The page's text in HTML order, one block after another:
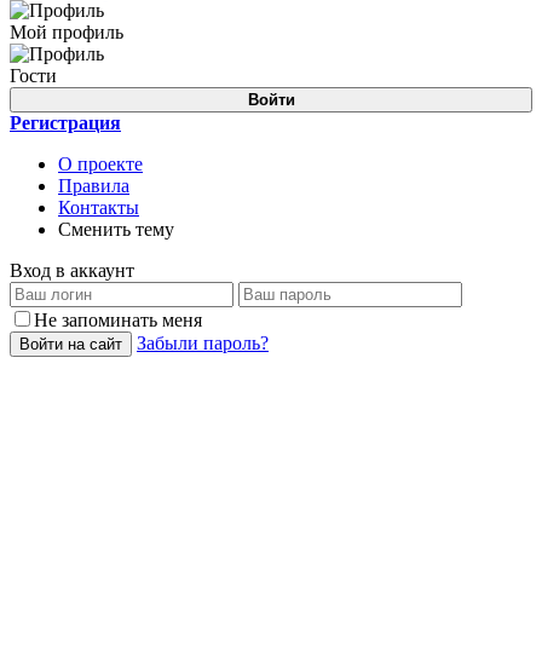
Мой профиль
Гости
Войти
Регистрация
О проекте
Правила
Контакты
Сменить тему
Вход в аккаунт
Не запоминать меня
Войти на сайт Забыли пароль?